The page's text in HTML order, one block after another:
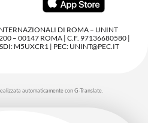
DI ROMA – UNINT
– 00147 ROMA | C.F. 97136680580 |
M5UXCR1 | PEC: UNINT@PEC.IT
automaticamente con G-Translate.